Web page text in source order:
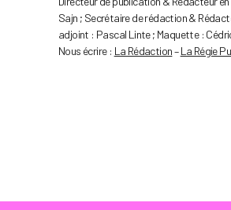
Sajn ; Secrétaire de rédaction &
adjoint : Pascal Linte ; Maquette :
Nous écrire : La Rédaction–La Régie